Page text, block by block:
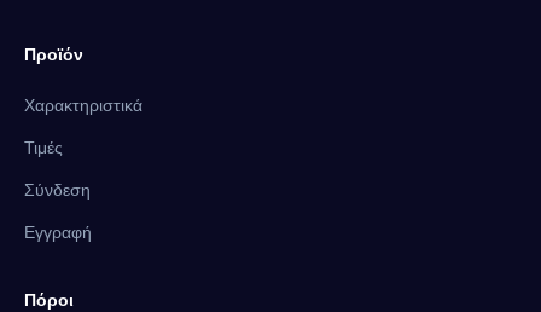
Προϊόν
Χαρακτηριστικά
Τιμές
Σύνδεση
Εγγραφή
Πόροι